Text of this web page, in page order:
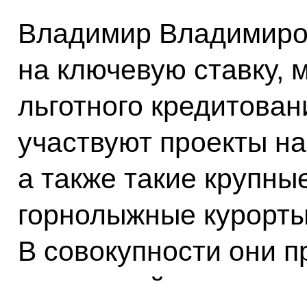
Владимир
на ключевую
льготного
участвуют проекты
а также такие
горнолыжные
В совокупности они